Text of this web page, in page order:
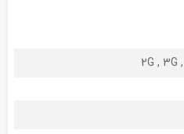
2G , 3G